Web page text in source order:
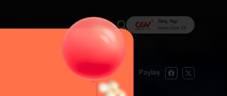
Giriş Yap
veya Üye Ol
İzlemek İstiyorum Paylaş